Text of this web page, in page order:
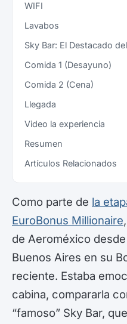
WIFI
Lavabos
Sky Bar: El Destacado
Comida 1 (Desayuno)
Comida 2 (Cena)
Llegada
Video la experiencia
Resumen
Artículos Relacionados
Como parte de la
EuroBonus Millionaire
de Aeroméxico
Buenos Aires en su
reciente. Estaba
cabina, compararla
“famoso” Sky Bar,